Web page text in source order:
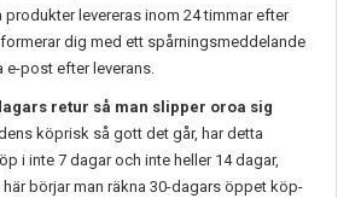
produkter levereras inom 24 timmar efter
dig med ett spårningsmeddelande
e-post efter leverans.
retur så man slipper oroa sig
köprisk så gott det går, har detta
i inte 7 dagar och inte heller 14 dagar,
här börjar man räkna 30-dagars öppet köp-